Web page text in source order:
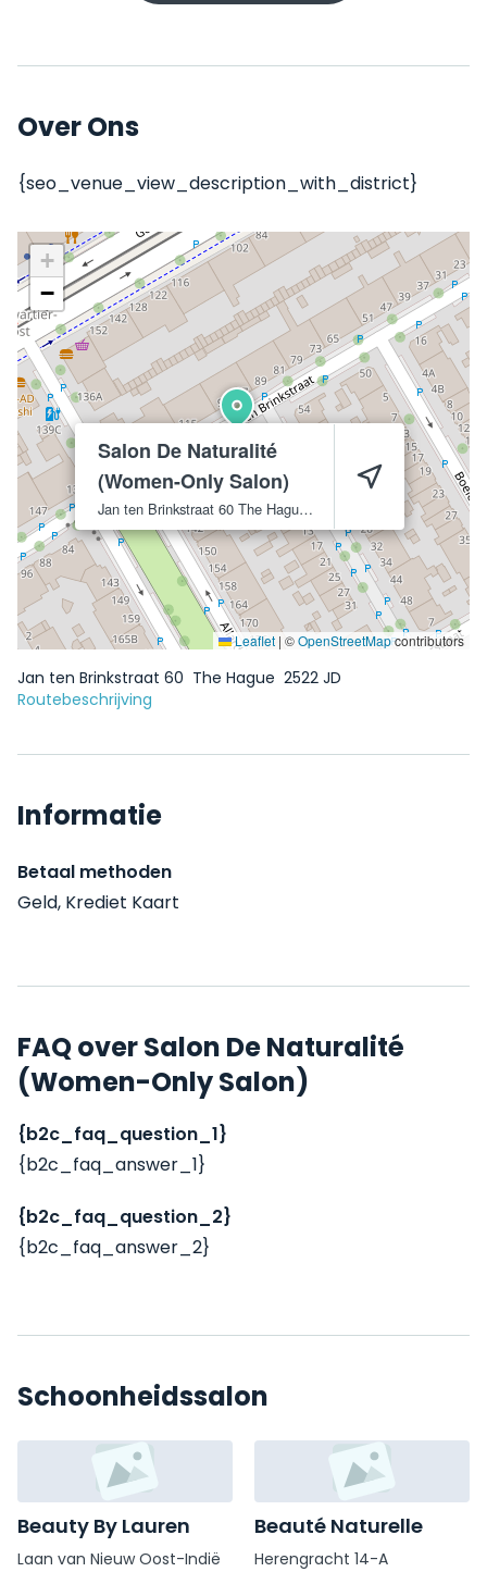
Over Ons
{seo_venue_view_description_with_district}
Salon De Naturalité
(Women-Only Salon)
Jan ten Brinkstraat 60 The Hague
+
−
Leaflet | ©OpenStreetMapcontributors
Jan ten Brinkstraat 60 The Hague 2522 JD
Routebeschrijving
Informatie
Betaal methoden
Geld, Krediet Kaart
FAQ over Salon De Naturalité
(Women-Only Salon)
{b2c_faq_question_1}
{b2c_faq_answer_1}
{b2c_faq_question_2}
{b2c_faq_answer_2}
Schoonheidssalon
Beauty By Lauren
Laan van Nieuw Oost-Indië
Beauté Naturelle
Herengracht 14-A